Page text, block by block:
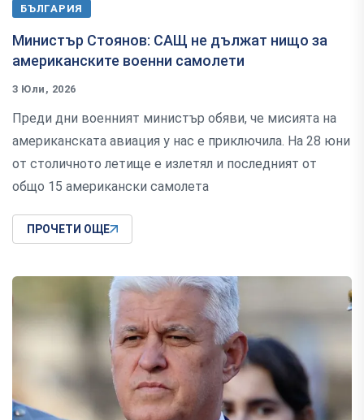
БЪЛГАРИЯ
Министър Стоянов: САЩ не дължат нищо за
американските военни самолети
3 Юли, 2026
Преди дни военният министър обяви, че мисията на
американската авиация у нас е приключила. На 28 юни
от столичното летище е излетял и последният от
общо 15 американски самолета
ПРОЧЕТИ ОЩЕ